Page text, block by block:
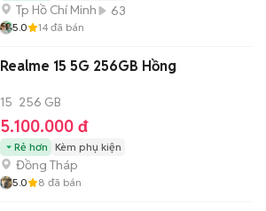
Tp Hồ Chí Minh 63
5.0 14 đã bán
Realme 15 5G 256GB Hồng
15 256 GB
5.100.000 đ
Rẻ hơn Kèm phụ kiện
Đồng Tháp
5.0 8 đã bán